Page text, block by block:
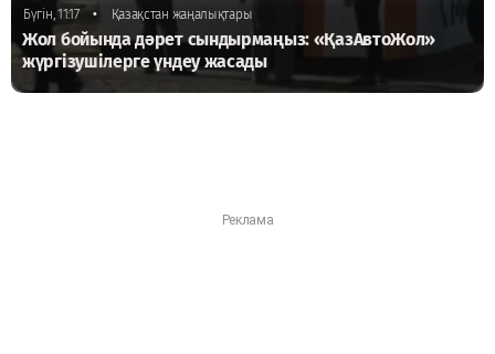
Бүгін, 11:17 • Қазақстан жаңалықтары
Жол бойында дәрет сындырмаңыз: «ҚазАвтоЖол»
жүргізушілерге үндеу жасады